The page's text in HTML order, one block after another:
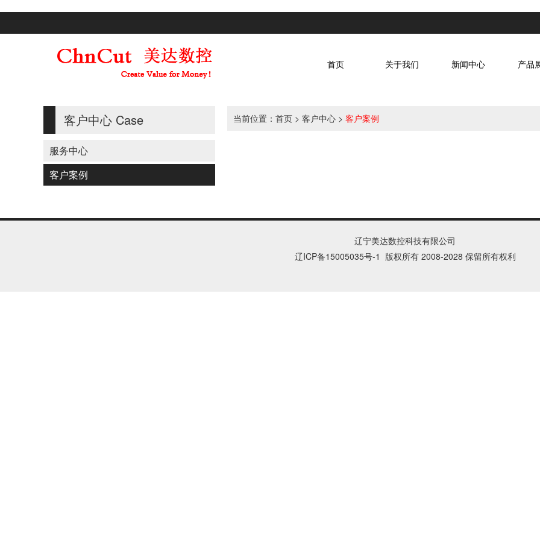
产品
新闻中心
关于我们
首页
客户中心 Case
服务中心
客户案例
当前位置： 首页 > 客户中心 > 客户案例
辽宁美达数控科技有限公司
辽ICP备15005035号-1 版权所有 2008-2028 保留所有权利